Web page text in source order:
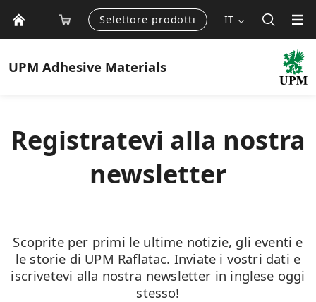
Selettore prodotti IT
UPM Adhesive Materials
Registratevi alla nostra
newsletter
Scoprite per primi le ultime notizie, gli eventi e
le storie di UPM Raflatac. Inviate i vostri dati e
iscrivetevi alla nostra newsletter in inglese oggi
stesso!